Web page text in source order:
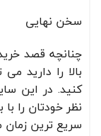
سخن نهایی
چنانچه قصد
بالا را دارید می
کنید. در این
نظر خودتان را
سریع ترین